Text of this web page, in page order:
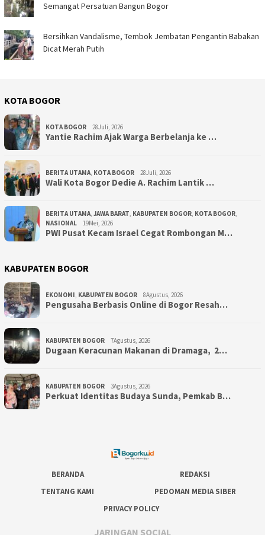
Semangat Persatuan Bangun Bogor
Bersihkan Vandalisme, Tembok Jembatan Pengantin Babakan
Dicat Merah Putih ‎
KOTA BOGOR
KOTA BOGOR 28Juli, 2026
‎Yantie Rachim Ajak Warga Berbelanja ke …
BERITA UTAMA, KOTA BOGOR 28Juli, 2026
‎Wali Kota Bogor Dedie A. Rachim Lantik …
BERITA UTAMA, JAWA BARAT, KABUPATEN BOGOR, KOTA BOGOR,
NASIONAL
19Mei, 2026
PWI Pusat Kecam Israel Cegat Rombongan M…
KABUPATEN BOGOR
EKONOMI, KABUPATEN BOGOR 8Agustus, 2026
Pengusaha Berbasis Online di Bogor Resah…
KABUPATEN BOGOR 7Agustus, 2026
‎Dugaan Keracunan Makanan di Dramaga, 2…
KABUPATEN BOGOR 3Agustus, 2026
Perkuat Identitas Budaya Sunda, Pemkab B…
BERANDA
REDAKSI
TENTANG KAMI
PEDOMAN MEDIA SIBER
PRIVACY POLICY
JARINGAN SOCIAL